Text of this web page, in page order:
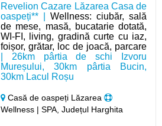
Revelion Cazare Lăzarea Casa de
oaspeți** |Wellness: ciubăr, sală
de mese, masă, bucatarie dotată,
WI-FI, living, gradină curte cu iaz,
foișor, grătar, loc de joacă, parcare
| 26km pârtia de schi Izvoru
Mureșului, 30km pârtia Bucin,
30km Lacul Roșu
Casă de oaspeți Lăzarea
Wellness | SPA, Județul Harghita